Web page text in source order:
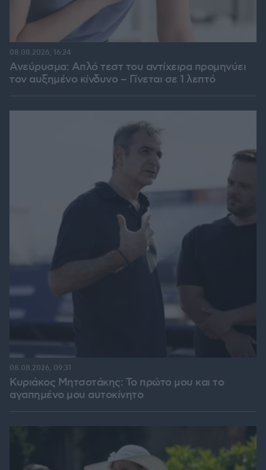
Ανεύρυσμα: Απλό τεστ του αντίχειρα προμηνύει
τον αυξημένο κίνδυνο – Γίνεται σε 1 λεπτό
08.08.2026, 16:24
Κυριάκος Μητσοτάκης: Το πρώτο μου και το
αγαπημένο μου αυτοκίνητο
08.08.2026, 09:31